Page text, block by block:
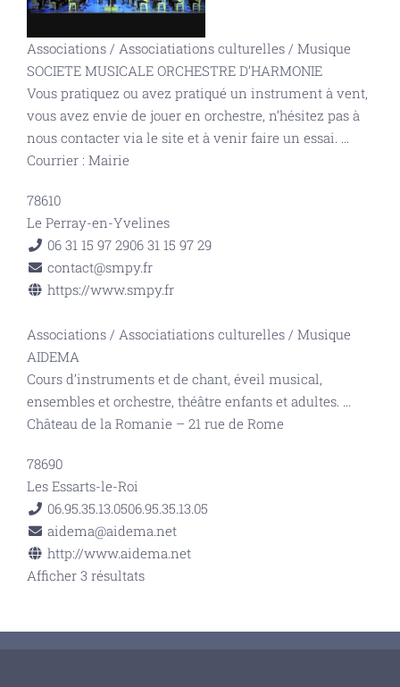
Associations / Associatiations culturelles / Musique
SOCIETE MUSICALE ORCHESTRE D’HARMONIE
Vous pratiquez ou avez pratiqué un instrument à vent,
vous avez envie de jouer en orchestre, n’hésitez pas à
nous contacter via le site et à venir faire un essai. ...
Courrier : Mairie
78610
Le Perray-en-Yvelines
06 31 15 97 2906 31 15 97 29
contact@smpy.fr
https://www.smpy.fr
Associations / Associatiations culturelles / Musique
AIDEMA
Cours d’instruments et de chant, éveil musical,
ensembles et orchestre, théâtre enfants et adultes. ...
Château de la Romanie – 21 rue de Rome
78690
Les Essarts-le-Roi
06.95.35.13.0506.95.35.13.05
aidema@aidema.net
http://www.aidema.net
Afficher 3 résultats